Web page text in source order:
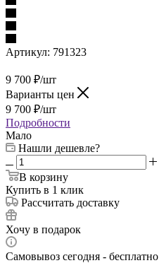
Артикул: 791323
9 700 ₽/шт
Варианты цен
9 700 ₽/шт
Подробности
Мало
Нашли дешевле?
В корзину
Купить в 1 клик
Рассчитать доставку
Хочу в подарок
Самовывоз сегодня - бесплатно